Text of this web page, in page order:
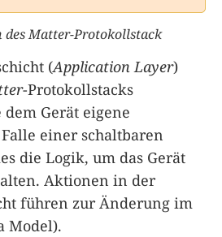
des Matter-Protokollstack
(Application Layer)
-Protokollstacks
Gerät eigene
einer schaltbaren
die Logik, um das Gerät
Aktionen in der
führen zur Änderung im
Model).